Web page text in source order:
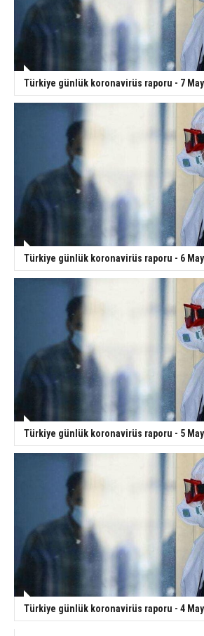
Türkiye günlük koronavirüs raporu - 7
Türkiye günlük koronavirüs raporu - 6
Türkiye günlük koronavirüs raporu - 5
Türkiye günlük koronavirüs raporu - 4